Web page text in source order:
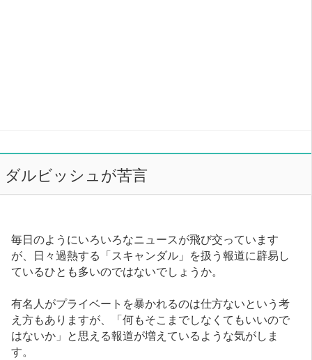
ダルビッシュが苦言
毎日のようにいろいろなニュースが飛び交っています
が、日々過熱する「スキャンダル」を扱う報道に辟易し
ているひとも多いのではないでしょうか。
有名人がプライベートを暴かれるのは仕方ないという考
え方もありますが、「何もそこまでしなくてもいいので
はないか」と思える報道が増えているような気がしま
す。